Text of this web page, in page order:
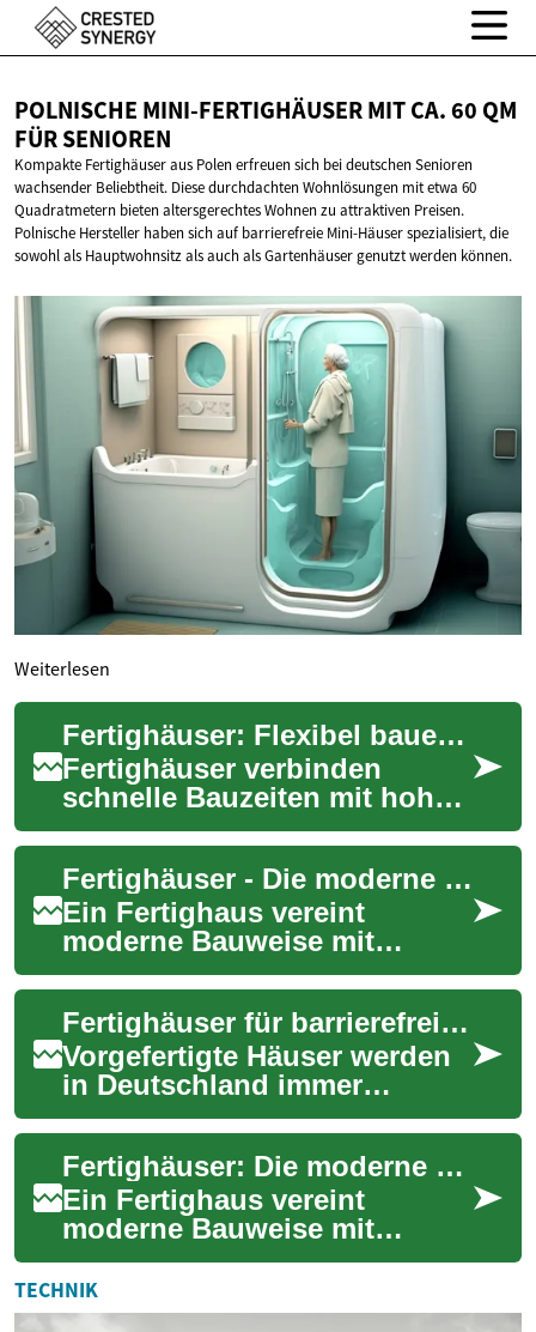
POLNISCHE MINI-FERTIGHÄUSER MIT CA. 60 QM
FÜR SENIOREN
Kompakte Fertighäuser aus Polen erfreuen sich bei deutschen Senioren
wachsender Beliebtheit. Diese durchdachten Wohnlösungen mit etwa 60
Quadratmetern bieten altersgerechtes Wohnen zu attraktiven Preisen.
Polnische Hersteller haben sich auf barrierefreie Mini-Häuser spezialisiert, die
sowohl als Hauptwohnsitz als auch als Gartenhäuser genutzt werden können.
Weiterlesen
Fertighäuser: Flexibel bauen, nachhaltig leben
Fertighäuser verbinden
schnelle Bauzeiten mit hoher
Energieeffizienz und
nachhaltigen Materialien. Ob
platzsparendes ...
Fertighäuser - Die moderne Lösung für flexibles Wohnen
Ein Fertighaus vereint
moderne Bauweise mit
Effizienz und Nachhaltigkeit.
Diese innovative Wohnform
gewinnt in Deutsc...
Fertighäuser für barrierefreies Wohnen im Alter
Vorgefertigte Häuser werden
in Deutschland immer
relevanter für altersgerechtes,
barrierefreies Wohnen. Sie
bieten sc...
Fertighäuser: Die moderne Wohnlösung für jeden Lebensstil
Ein Fertighaus vereint
moderne Bauweise mit
Effizienz und Nachhaltigkeit.
Diese innovative Wohnform
gewinnt in Deutsc...
TECHNIK